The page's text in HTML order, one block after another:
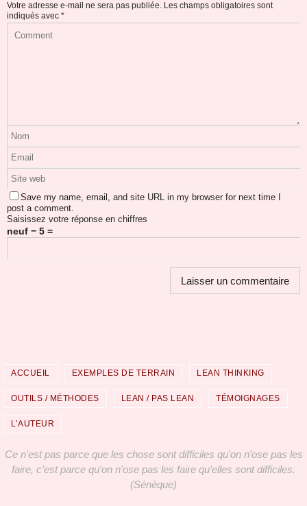
Votre adresse e-mail ne sera pas publiée.
Les champs obligatoires sont
indiqués avec *
Save my name, email, and site URL in my browser for next time I
post a comment.
Saisissez votre réponse en chiffres
neuf − 5 =
ACCUEIL EXEMPLES DE TERRAIN LEAN THINKING
OUTILS / MÉTHODES LEAN / PAS LEAN TÉMOIGNAGES
L’AUTEUR
Ce n'est pas parce que les chose sont difficiles qu'on n'ose pas les
faire, c'est parce qu'on n'ose pas les faire qu'elles sont difficiles.
(Sénèque)